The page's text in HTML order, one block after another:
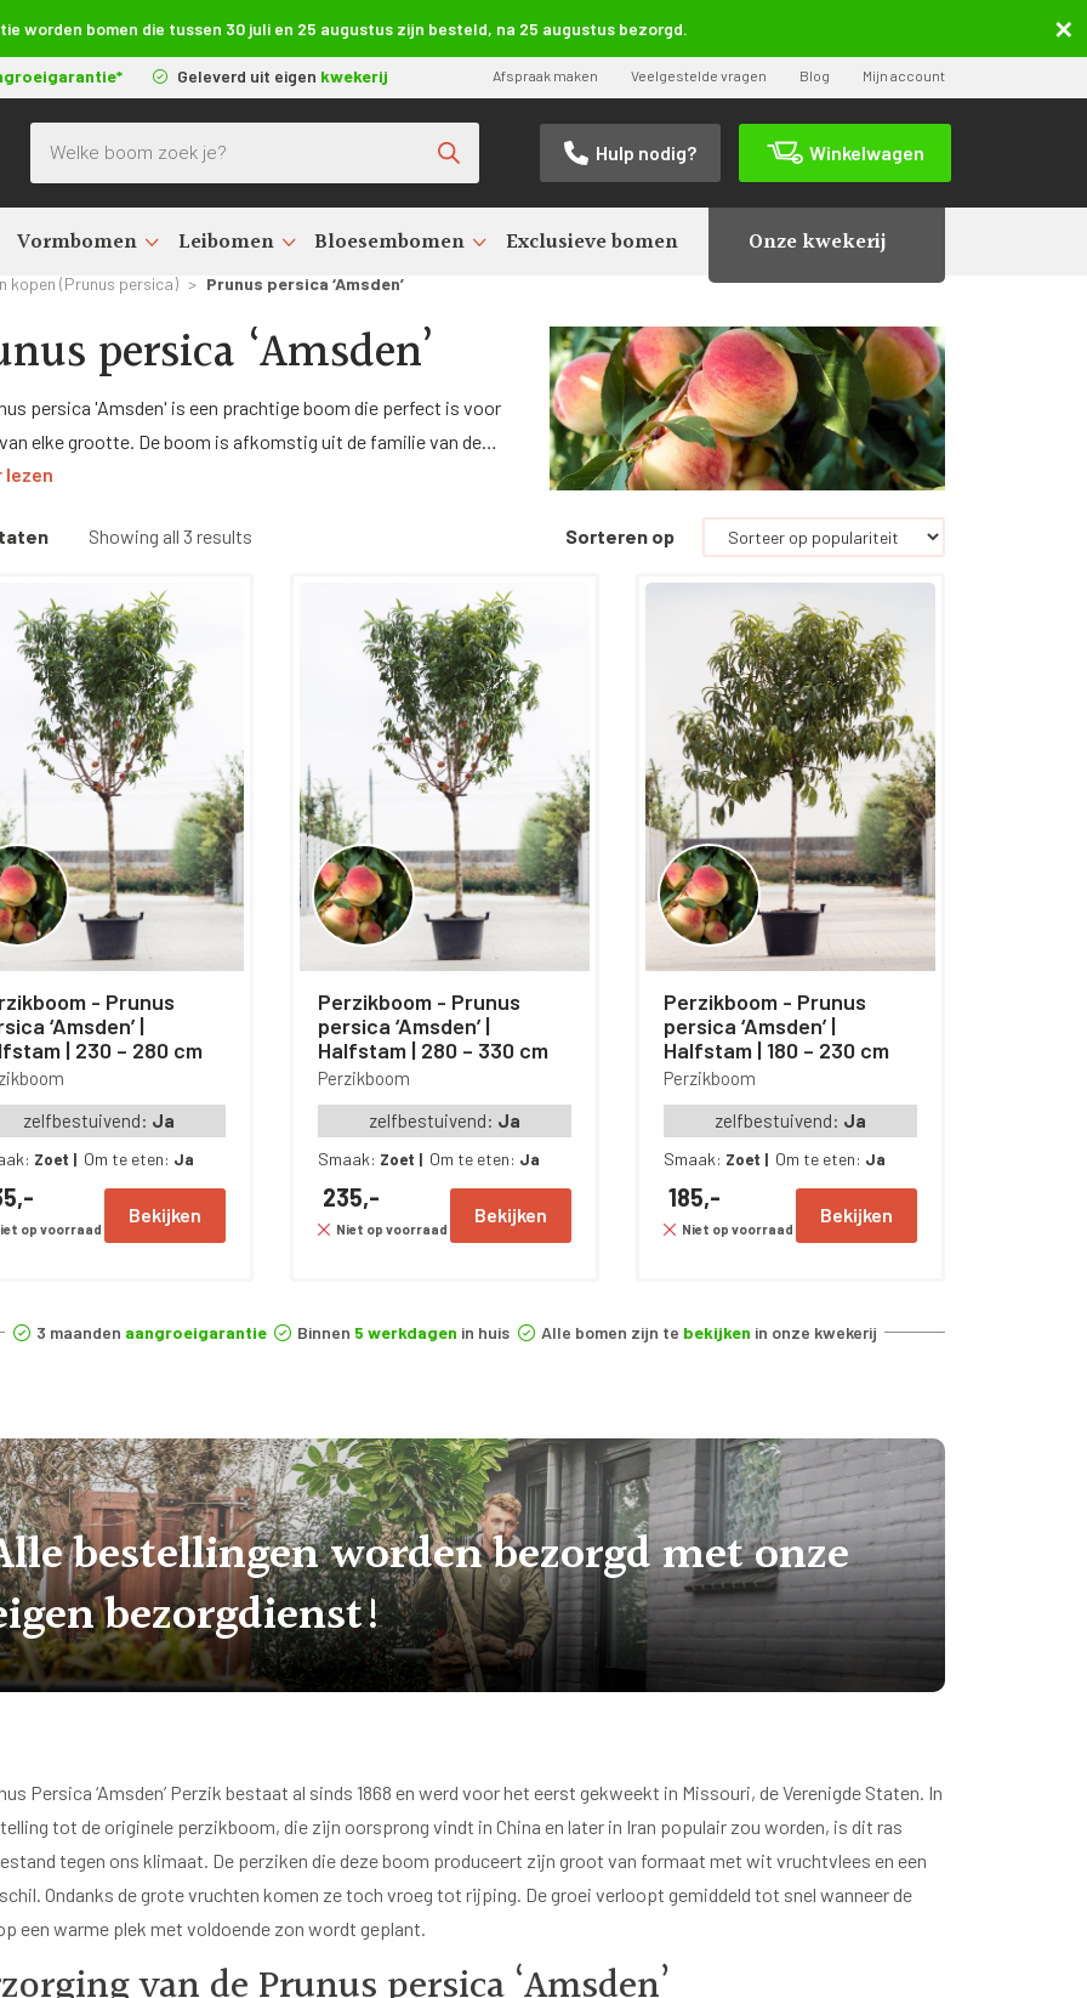
worden bomen die tussen 30 juli en 25 augustus zijn besteld, na 25 augustus bezorgd.
Hulp nodig? Winkelwagen
Producten zoeken
Vormbomen Leibomen Bloesembomen Exclusieve bomen Onze kwekerij
Geleverd uit eigen kwekerij Afspraak maken Veelgestelde vragen Blog Mijn account
kopen (Prunus persica) > Prunus persica ‘Amsden’
persica ‘Amsden’
persica 'Amsden' is een prachtige boom die perfect is voor
elke grootte. De boom is afkomstig uit de familie van de
en heeft prachtige roze bloesems in het voorjaar. De
groene bladeren en oranje-gele vruchten die in de zomer rijp
lezen
Showing all 3 results Sorteren op
- Prunus
‘Amsden’ |
| 230 – 280 cm
zelfbestuivend: Ja
Zoet | Om te eten: Ja
op voorraad
Bekijken
Perzikboom - Prunus
persica ‘Amsden’ |
Halfstam | 280 – 330 cm
Perzikboom
zelfbestuivend: Ja
Smaak: Zoet | Om te eten: Ja
235,-
Niet op voorraad
Bekijken
Perzikboom - Prunus
persica ‘Amsden’ |
Halfstam | 180 – 230 cm
Perzikboom
zelfbestuivend: Ja
Smaak: Zoet | Om te eten: Ja
185,-
Niet op voorraad
Bekijken
3 maanden aangroeigarantie Binnen 5 werkdagen in huis Alle bomen zijn te bekijken in onze kwekerij
bestellingen worden bezorgd met onze
bezorgdienst!
Persica ‘Amsden’ Perzik bestaat al sinds 1868 en werd voor het eerst gekweekt in Missouri, de Verenigde Staten. In
tot de originele perzikboom, die zijn oorsprong vindt in China en later in Iran populair zou worden, is dit ras
tegen ons klimaat. De perziken die deze boom produceert zijn groot van formaat met wit vruchtvlees en een
Ondanks de grote vruchten komen ze toch vroeg tot rijping. De groei verloopt gemiddeld tot snel wanneer de
een warme plek met voldoende zon wordt geplant.